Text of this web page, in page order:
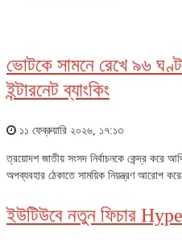
ভোটকে সামনে রেখে ৯৬
ইন্টারনেট ব্যাংকিং
১১ ফেব্রুয়ারি ২০২৬, ১৭:১৩
ত্রয়োদশ জাতীয় সংসদ নির্বাচনকে কেন্দ্র করে
অপব্যবহার ঠেকাতে সাময়িক নিয়ন্ত্রণ আরোপ
ইউটিউবে নতুন ফিচার Hype